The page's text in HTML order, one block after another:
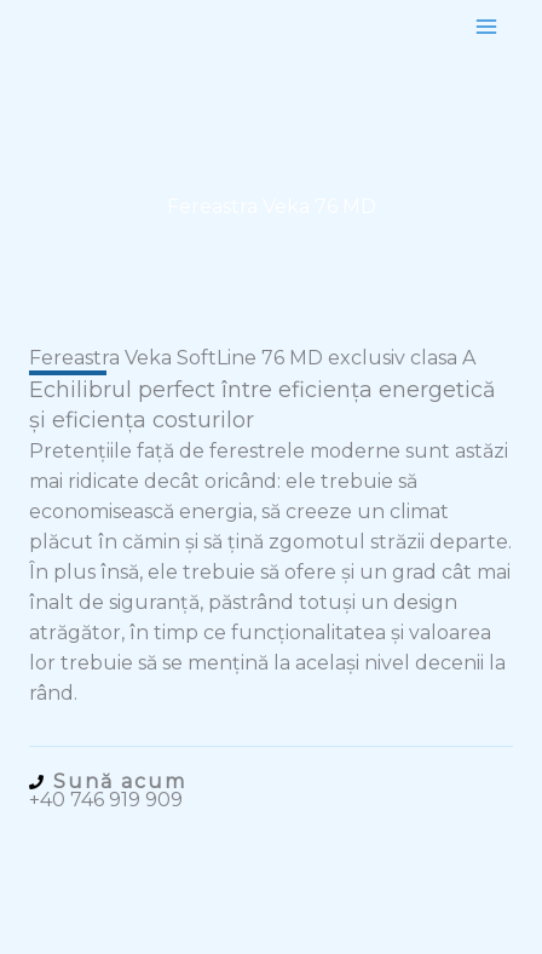
Fereastra Veka SoftLine 76 MD exclusiv clasa A
Echilibrul perfect între eficiența energetică
și eficiența costurilor
Pretențiile față de ferestrele moderne sunt astăzi
mai ridicate decât oricând: ele trebuie să
economisească energia, să creeze un climat
plăcut în cămin și să țină zgomotul străzii departe.
În plus însă, ele trebuie să ofere și un grad cât mai
înalt de siguranță, păstrând totuși un design
atrăgător, în timp ce funcționalitatea și valoarea
lor trebuie să se mențină la același nivel decenii la
rând.
Sună acum
+40 746 919 909